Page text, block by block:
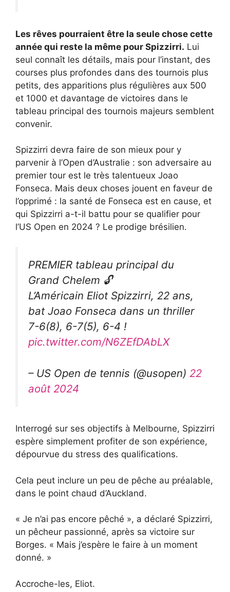
Les rêves pourraient être la seule chose cette
année qui reste la même pour Spizzirri. Lui
seul connaît les détails, mais pour l’instant, des
courses plus profondes dans des tournois plus
petits, des apparitions plus régulières aux 500
et 1000 et davantage de victoires dans le
tableau principal des tournois majeurs semblent
convenir.
Spizzirri devra faire de son mieux pour y
parvenir à l’Open d’Australie : son adversaire au
premier tour est le très talentueux Joao
Fonseca. Mais deux choses jouent en faveur de
l’opprimé : la santé de Fonseca est en cause, et
qui Spizzirri a-t-il battu pour se qualifier pour
l’US Open en 2024 ? Le prodige brésilien.
PREMIER tableau principal du
Grand Chelem 🔓
L’Américain Eliot Spizzirri, 22 ans,
bat Joao Fonseca dans un thriller
7-6(8), 6-7(5), 6-4 !
pic.twitter.com/N6ZEfDAbLX
– US Open de tennis (@usopen) 22
août 2024
Interrogé sur ses objectifs à Melbourne, Spizzirri
espère simplement profiter de son expérience,
dépourvue du stress des qualifications.
Cela peut inclure un peu de pêche au préalable,
dans le point chaud d’Auckland.
« Je n’ai pas encore pêché », a déclaré Spizzirri,
un pêcheur passionné, après sa victoire sur
Borges. « Mais j’espère le faire à un moment
donné. »
Accroche-les, Eliot.